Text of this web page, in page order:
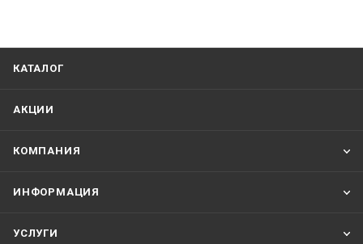
КАТАЛОГ
АКЦИИ
КОМПАНИЯ
ИНФОРМАЦИЯ
УСЛУГИ